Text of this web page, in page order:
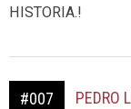
HISTORIA.!
#007 PEDRO